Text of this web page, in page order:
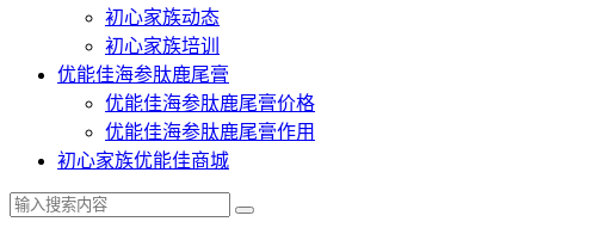
初心家族动态
初心家族培训
优能佳海参肽鹿尾膏
优能佳海参肽鹿尾膏价格
优能佳海参肽鹿尾膏作用
初心家族优能佳商城